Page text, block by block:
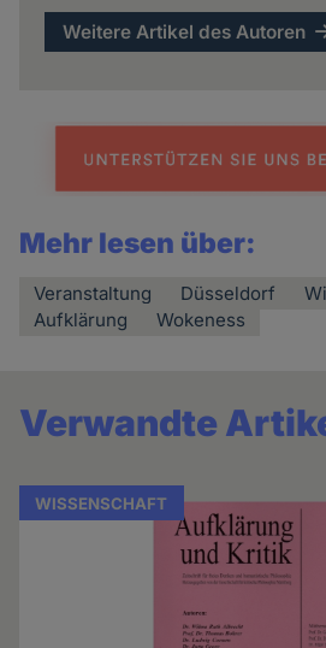
Weitere Artikel des Autoren
Mehr lesen über:
Veranstaltung Düsseldorf
Aufklärung
Wokeness
Verwandte
WISSENSCHAFT